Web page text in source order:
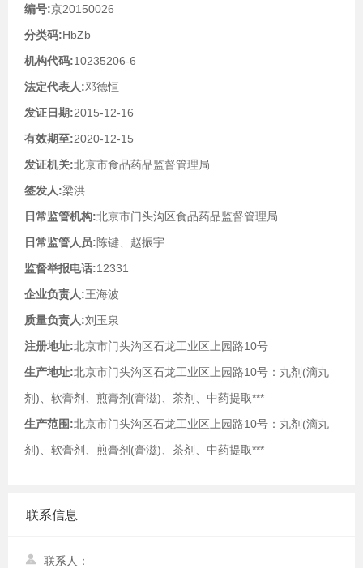
编号:京20150026
分类码:HbZb
机构代码:10235206-6
法定代表人:邓德恒
发证日期:2015-12-16
有效期至:2020-12-15
发证机关:北京市食品药品监督管理局
签发人:梁洪
日常监管机构:北京市门头沟区食品药品监督管理局
日常监管人员:陈键、赵振宇
监督举报电话:12331
企业负责人:王海波
质量负责人:刘玉泉
注册地址:北京市门头沟区石龙工业区上园路10号
生产地址:北京市门头沟区石龙工业区上园路10号：丸剂(滴丸
剂)、软膏剂、煎膏剂(膏滋)、茶剂、中药提取***
生产范围:北京市门头沟区石龙工业区上园路10号：丸剂(滴丸
剂)、软膏剂、煎膏剂(膏滋)、茶剂、中药提取***
联系信息
联系人：